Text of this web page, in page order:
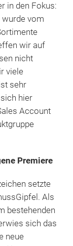
in den Fokus:
wurde vom
wir auf
nicht
viele
sehr
hier
Account
Premiere
setzte
Als
bestehenden
sich das
neue